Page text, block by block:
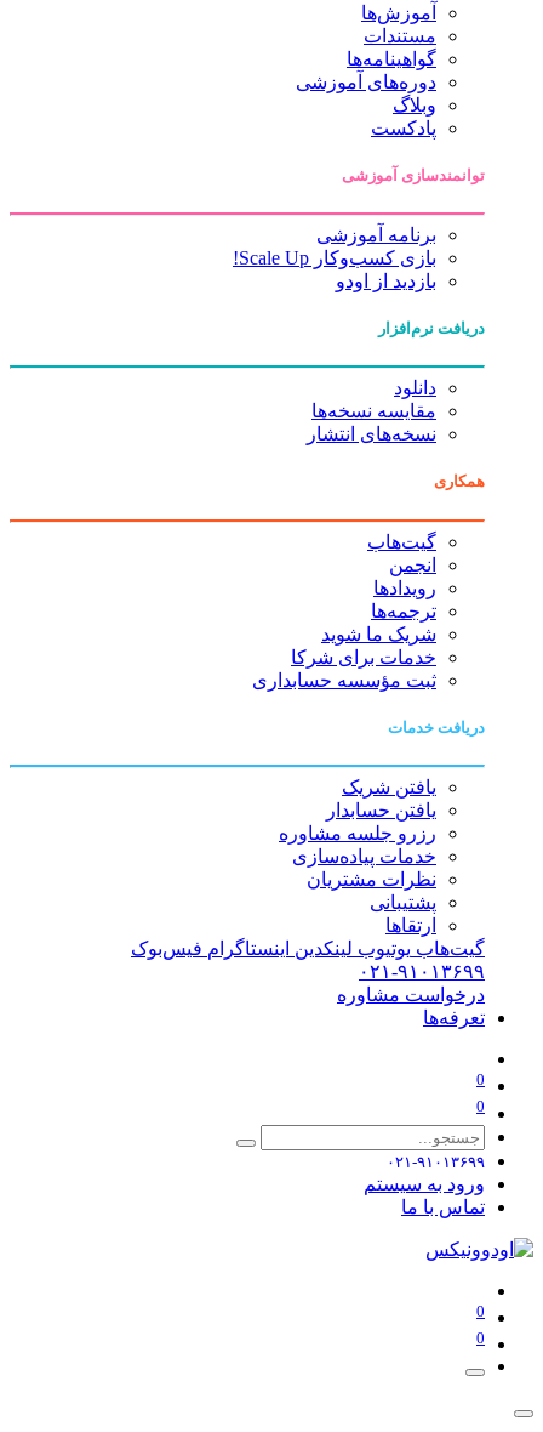
آموزش‌ها
مستندات
گواهینامه‌ها
دوره‌های آموزشی
وبلاگ
پادکست
توانمندسازی آموزشی
برنامه آموزشی
بازی کسب‌وکار Scale Up!
بازدید از اودو
دریافت نرم‌افزار
دانلود
مقایسه نسخه‌ها
نسخه‌های انتشار
همکاری
گیت‌هاب
انجمن
رویدادها
ترجمه‌ها
شریک ما شوید
خدمات برای شرکا
ثبت مؤسسه حسابداری
دریافت خدمات
یافتن شریک
یافتن حسابدار
رزرو جلسه مشاوره
خدمات پیاده‌سازی
نظرات مشتریان
پشتیبانی
ارتقاها
گیت‌هاب یوتیوب لینکدین اینستاگرام فیس‌بوک
۰۲۱-۹۱۰۱۳۶۹۹
درخواست مشاوره
تعرفه‌ها
0
0
۰۲۱-۹۱۰۱۳۶۹۹
ورود به سیستم
تماس با ما
0
0